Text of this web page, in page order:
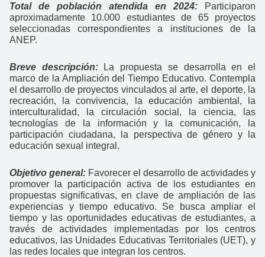
Total de población atendida en 2024:
Participaron
aproximadamente 10.000 estudiantes de 65 proyectos
seleccionadas correspondientes a instituciones de la
ANEP.
Breve descripción:
La propuesta se desarrolla en el
marco de la Ampliación del Tiempo Educativo. Contempla
el desarrollo de proyectos vinculados al arte, el deporte, la
recreación, la convivencia, la educación ambiental, la
interculturalidad, la circulación social, la ciencia, las
tecnologías de la información y la comunicación, la
participación ciudadana, la perspectiva de género y la
educación sexual integral.
Objetivo general: Favorecer el desarrollo de actividades y
promover la participación activa de los estudiantes en
propuestas significativas, en clave de ampliación de las
experiencias y tiempo educativo. Se busca ampliar el
tiempo y las oportunidades educativas de estudiantes, a
través de actividades implementadas por los centros
educativos, las Unidades Educativas Territoriales (UET), y
las redes locales que integran los centros.